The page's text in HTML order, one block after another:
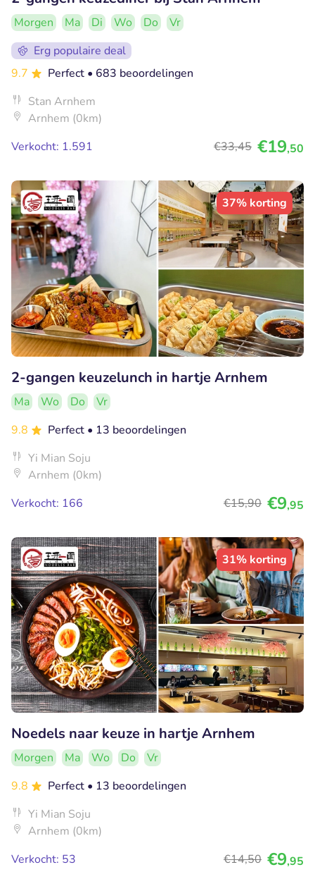
Morgen Ma Di Wo Do
Vr
Erg populaire deal
9.7
Perfect • 683 beoordelingen
Stan Arnhem
Arnhem (0km)
Verkocht: 1.591
€33,45 €19,50
37% korting
2-gangen keuzelunch in hartje Arnhem
Ma Wo Do
Vr
9.8
Perfect • 13 beoordelingen
Yi Mian Soju
Arnhem (0km)
Verkocht: 166
€15,90 €9,95
31% korting
Noedels naar keuze in hartje Arnhem
Morgen Ma Wo Do
Vr
9.8
Perfect • 13 beoordelingen
Yi Mian Soju
Arnhem (0km)
Verkocht: 53
€14,50 €9,95